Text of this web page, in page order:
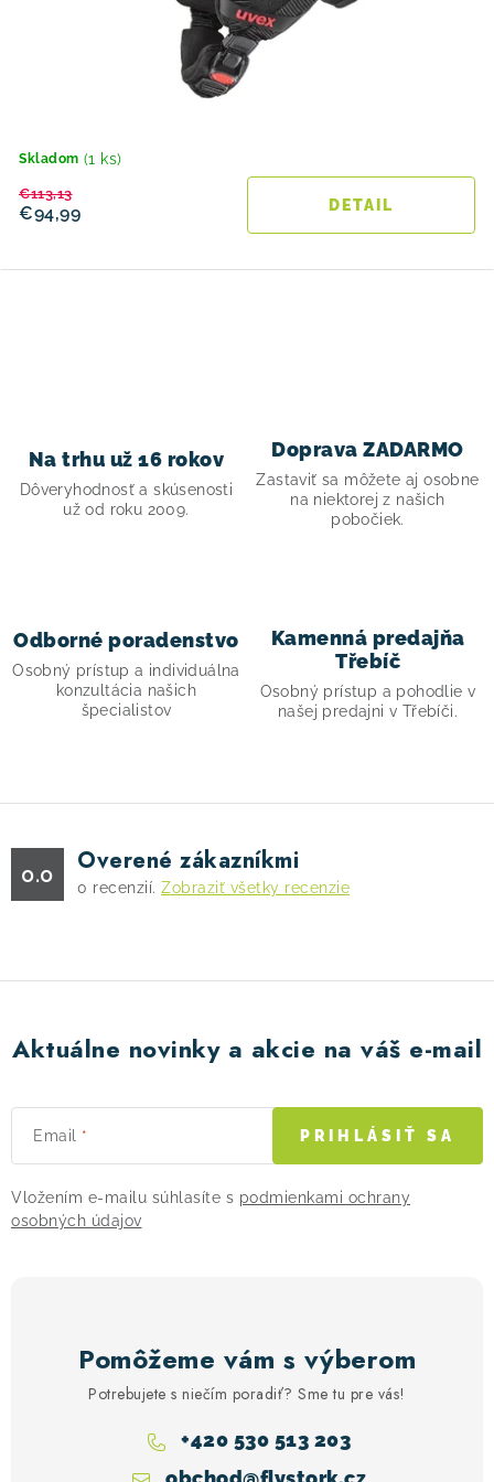
Skladom (1 ks)
€94,99
€113,13
DETAIL
a
v
k
p
s
u
Na trhu už 16 rokov
Dôveryhodnosť a skúsenosti
už od roku 2009.
Doprava ZADARMO
Zastaviť sa môžete aj osobne
na niektorej z našich
pobočiek.
Odborné poradenstvo
Osobný prístup a individuálna
konzultácia našich
špecialistov
Kamenná predajňa
Třebíč
Osobný prístup a pohodlie v
našej predajni v Třebíči.
0.0 Overené zákazníkmi
0 recenzií. Zobraziť všetky recenzie
Aktuálne novinky a akcie na váš e-mail
Email
Vložením e-mailu súhlasíte s podmienkami ochrany
osobných údajov
PRIHLÁSIŤ SA
Pomôžeme vám s výberom
Potrebujete s niečím poradiť? Sme tu pre vás!
+420 530 513 203